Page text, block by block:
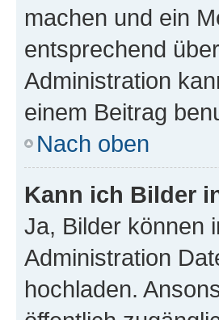
machen und ein
entsprechend
Administration
einem Beitrag
Nach oben
Kann ich Bilder
Ja, Bilder können
Administration
hochladen.